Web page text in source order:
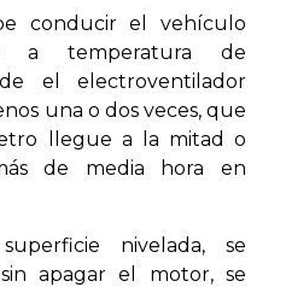
conducir el vehículo
a temperatura de
el electroventilador
una o dos veces, que
llegue a la mitad o
de media hora en
nivelada, se
apagar el motor, se